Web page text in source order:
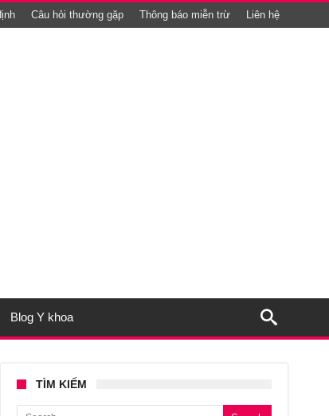
Câu hỏi thường gặp Thông báo miễn trừ Liên hệ
Blog Y khoa
TÌM KIẾM
Search for: